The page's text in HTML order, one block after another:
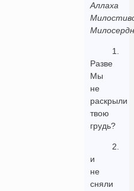
Аллаха
1.
Разве
Мы
не
раскрыли
твою
грудь?
2.
и
не
сняли